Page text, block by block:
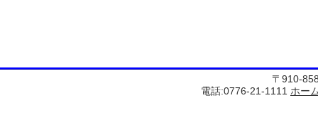
〒910-
電話:0776-21-1111 ホー